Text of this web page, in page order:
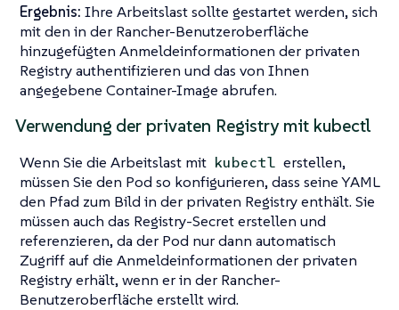
Ergebnis: Ihre Arbeitslast sollte gestartet werden, sich
mit den in der Rancher-Benutzeroberfläche
hinzugefügten Anmeldeinformationen der privaten
Registry authentifizieren und das von Ihnen
angegebene Container-Image abrufen.
Verwendung der privaten Registry mit kubectl
Wenn Sie die Arbeitslast mit kubectl erstellen,
müssen Sie den Pod so konfigurieren, dass seine YAML
den Pfad zum Bild in der privaten Registry enthält. Sie
müssen auch das Registry-Secret erstellen und
referenzieren, da der Pod nur dann automatisch
Zugriff auf die Anmeldeinformationen der privaten
Registry erhält, wenn er in der Rancher-
Benutzeroberfläche erstellt wird.